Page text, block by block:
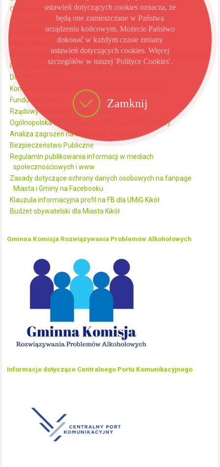
Ochotnicze Straże Pożarne
Zadania dofinansowane ze środków PFC FDS
Wynajem świetlic w Gminie Kikół
Koordynator ds. dostępności dane kontaktowe
Raport o stanie zapewniania dostępności podmiotu publicznego
Rekrutacja do Szkoły Inicjatyw Strażniczych
DOOR-to-DOOR
Kontakt w sprawie rozliczeń finansowych wod-kan
Fundusze unijne
Rządowy Fundusz Rozwoju Dróg
Ogólnopolska Kampania Dzieciństwo bez Przemocy
Analiza zagrożeń na obszarach wodnych
Bezpieczeństwo Publiczne
Regulamin publikowania informacji w mediach
społecznościowych i www
Zasady dotyczące ochrony danych osobowych na fanpage
Miasta i Gminy na Facebooku
Klauzula informacyjna profil na FB dla UMiG Kikół
Budżet obywatelski dla Miasta Kikół
Gminna Komisja Rozwiązywania Problemów Alkoholowych
Informacje dotyczące Centralnego Portu Komunikacyjnego
Zamknij
ustawień dotyczących cookies oznacza, że
będą one zamieszczane w Państwa
urządzeniu końcowym. Możecie Państwo
dokonać w każdym czasie zmiany
ustawień dotyczących cookies. Więcej
szczegółów w naszej 'Polityce Cookies'.